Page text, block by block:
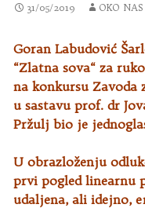
31/05/2019 OKO NAS
Goran Labudović
“Zlatna sova“ za
na konkursu Zavoda
u sastavu prof. dr
Pržulj bio je
U obrazloženju
prvi pogled linearnu
udaljena, ali idejno,